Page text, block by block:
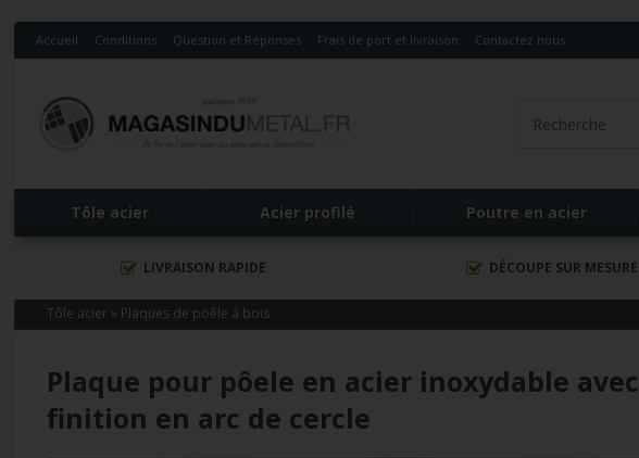
Accueil Conditions Question et Réponses Frais de port et livraison Contactez nous
Tôle acier Acier profilé Poutre en acier
LIVRAISON RAPIDE DÉCOUPE SUR MESURE
Tôle acier » Plaques de poêle à bois
Plaque pour pôele en acier inoxydable avec
finition en arc de cercle